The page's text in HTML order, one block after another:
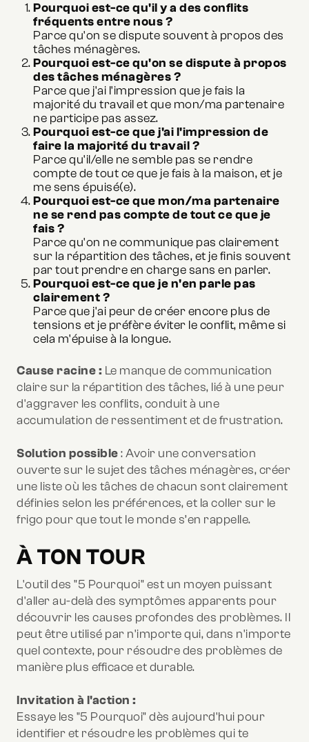
Pourquoi est-ce qu'il y a des conflits
fréquents entre nous ?
Parce qu'on se dispute souvent à propos des
tâches ménagères.
Pourquoi est-ce qu'on se dispute à propos
des tâches ménagères ?
Parce que j'ai l'impression que je fais la
majorité du travail et que mon/ma partenaire
ne participe pas assez.
Pourquoi est-ce que j'ai l'impression de
faire la majorité du travail ?
Parce qu'il/elle ne semble pas se rendre
compte de tout ce que je fais à la maison, et je
me sens épuisé(e).
Pourquoi est-ce que mon/ma partenaire
ne se rend pas compte de tout ce que je
fais ?
Parce qu'on ne communique pas clairement
sur la répartition des tâches, et je finis souvent
par tout prendre en charge sans en parler.
Pourquoi est-ce que je n'en parle pas
clairement ?
Parce que j'ai peur de créer encore plus de
tensions et je préfère éviter le conflit, même si
cela m'épuise à la longue.
Cause racine : Le manque de communication
claire sur la répartition des tâches, lié à une peur
d'aggraver les conflits, conduit à une
accumulation de ressentiment et de frustration.
Solution possible: Avoir une conversation
ouverte sur le sujet des tâches ménagères, créer
une liste où les tâches de chacun sont clairement
définies selon les préférences, et la coller sur le
frigo pour que tout le monde s’en rappelle.
À TON TOUR
L'outil des "5 Pourquoi" est un moyen puissant
d'aller au-delà des symptômes apparents pour
découvrir les causes profondes des problèmes. Il
peut être utilisé par n'importe qui, dans n'importe
quel contexte, pour résoudre des problèmes de
manière plus efficace et durable.
Invitation à l'action :
Essaye les "5 Pourquoi" dès aujourd'hui pour
identifier et résoudre les problèmes qui te